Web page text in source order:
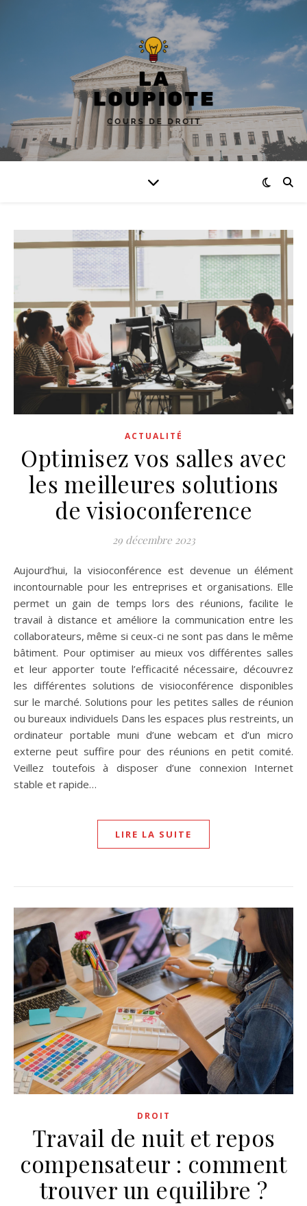
ACTUALITÉ
Optimisez vos salles avec
les meilleures solutions
de visioconference
29 décembre 2023
Aujourd’hui, la visioconférence est devenue un élément
incontournable pour les entreprises et organisations. Elle
permet un gain de temps lors des réunions, facilite le
travail à distance et améliore la communication entre les
collaborateurs, même si ceux-ci ne sont pas dans le même
bâtiment. Pour optimiser au mieux vos différentes salles
et leur apporter toute l’efficacité nécessaire, découvrez
les différentes solutions de visioconférence disponibles
sur le marché. Solutions pour les petites salles de réunion
ou bureaux individuels Dans les espaces plus restreints, un
ordinateur portable muni d’une webcam et d’un micro
externe peut suffire pour des réunions en petit comité.
Veillez toutefois à disposer d’une connexion Internet
stable et rapide…
LIRE LA SUITE
DROIT
Travail de nuit et repos
compensateur : comment
trouver un equilibre ?